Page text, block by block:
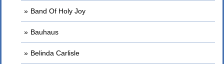
Band Of Holy Joy
Bauhaus
Belinda Carlisle